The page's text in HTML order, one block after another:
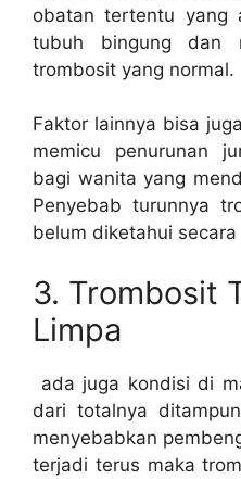
obatan tertentu yang
tubuh bingung dan
trombosit yang normal.
Faktor lainnya bisa
memicu penurunan
bagi wanita yang
Penyebab turunnya
belum diketahui secara
3. Trombosit
Limpa
ada juga kondisi di
dari totalnya
menyebabkan
terjadi terus maka